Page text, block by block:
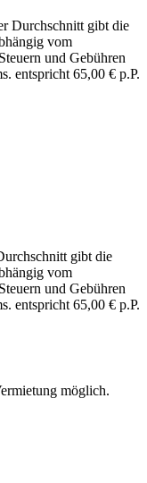
Durchschnitt gibt die
vom
und Gebühren
entspricht 65,00 € p.P.
gibt die
vom
und Gebühren
entspricht 65,00 € p.P.
möglich.